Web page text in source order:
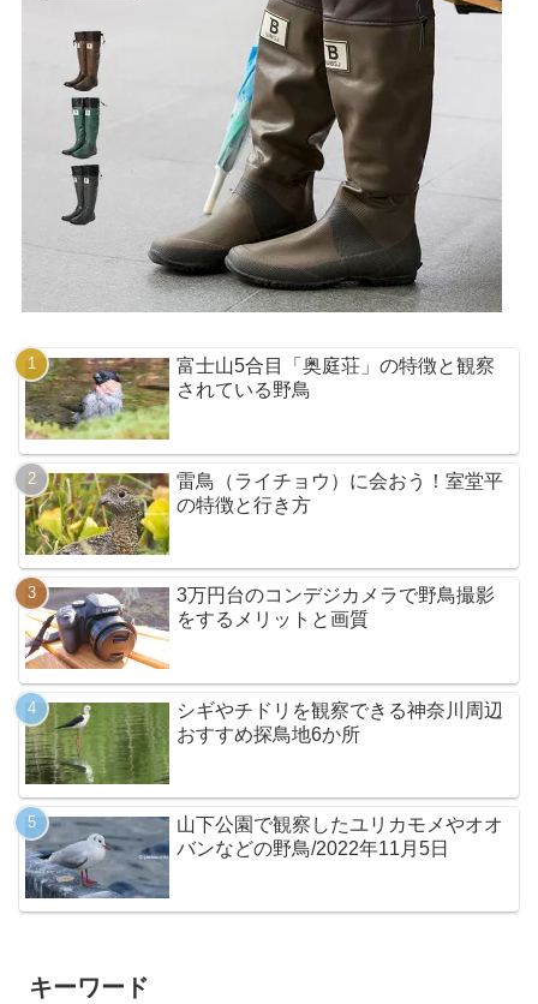
富士山5合目「奥庭荘」の特徴と観察
されている野鳥
雷鳥（ライチョウ）に会おう！室堂平
の特徴と行き方
3万円台のコンデジカメラで野鳥撮影
をするメリットと画質
シギやチドリを観察できる神奈川周辺
おすすめ探鳥地6か所
山下公園で観察したユリカモメやオオ
バンなどの野鳥/2022年11月5日
キーワード